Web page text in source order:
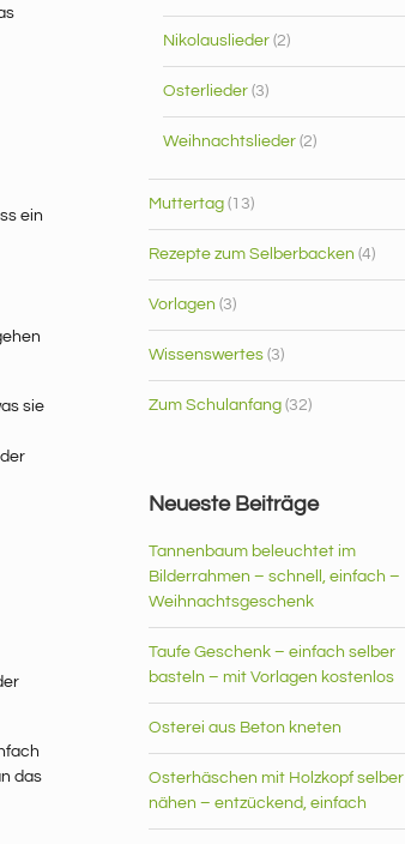
ein
sie
das
Nikolauslieder (2)
Osterlieder (3)
Weihnachtslieder (2)
Muttertag (13)
Rezepte zum Selberbacken (4)
Vorlagen (3)
Wissenswertes (3)
Zum Schulanfang (32)
Neueste Beiträge
Tannenbaum beleuchtet im
Bilderrahmen – schnell, einfach –
Weihnachtsgeschenk
Taufe Geschenk – einfach selber
basteln – mit Vorlagen kostenlos
Osterei aus Beton kneten
Osterhäschen mit Holzkopf selber
nähen – entzückend, einfach